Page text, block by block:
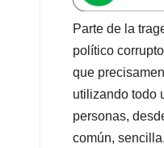
s
A
p
p
b
o
o
k
Parte de la
político
que
utilizando todo
personas,
común,